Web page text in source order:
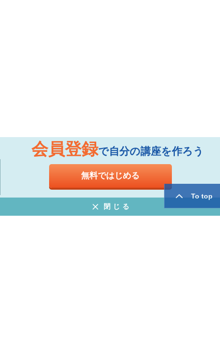
To top
会員登録で自分の講座を作ろう
無料ではじめる
閉じる